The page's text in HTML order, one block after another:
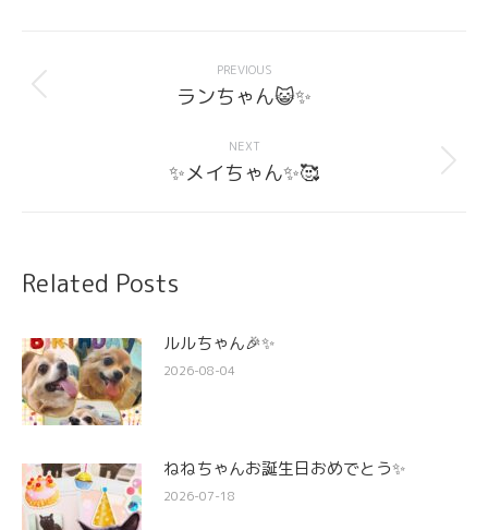
navigation
PREVIOUS
Previous
ランちゃん😺✨
NEXT
Next
✨メイちゃん✨🥰
Related Posts
ルルちゃん🎉✨
2026-08-04
ねねちゃんお誕生日おめでとう✨
2026-07-18